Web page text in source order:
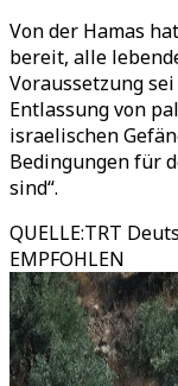
Von der Hamas
bereit, alle
Voraussetzung
Entlassung von
israelischen
Bedingungen für
sind“.
QUELLE:TRT
EMPFOHLEN